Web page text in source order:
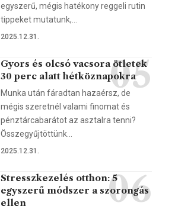
egyszerű, mégis hatékony reggeli rutin
tippeket mutatunk,…
2025.12.31.
Gyors és olcsó vacsora ötletek
30 perc alatt hétköznapokra
Munka után fáradtan hazaérsz, de
mégis szeretnél valami finomat és
pénztárcabarátot az asztalra tenni?
Összegyűjtöttünk…
2025.12.31.
Stresszkezelés otthon: 5
egyszerű módszer a szorongás
ellen